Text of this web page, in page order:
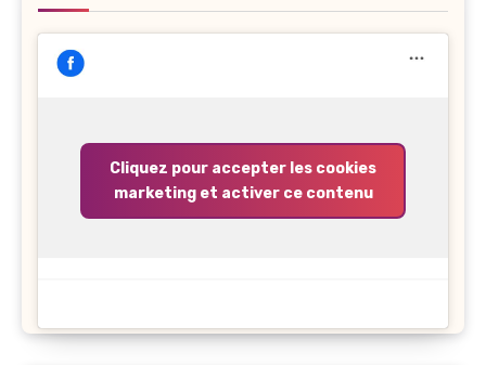
Cliquez pour accepter les cookies
marketing et activer ce contenu